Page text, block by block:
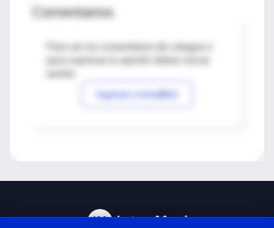
Comentarios
Para ver los comentarios de colegas o
Ingresar a IntraMed